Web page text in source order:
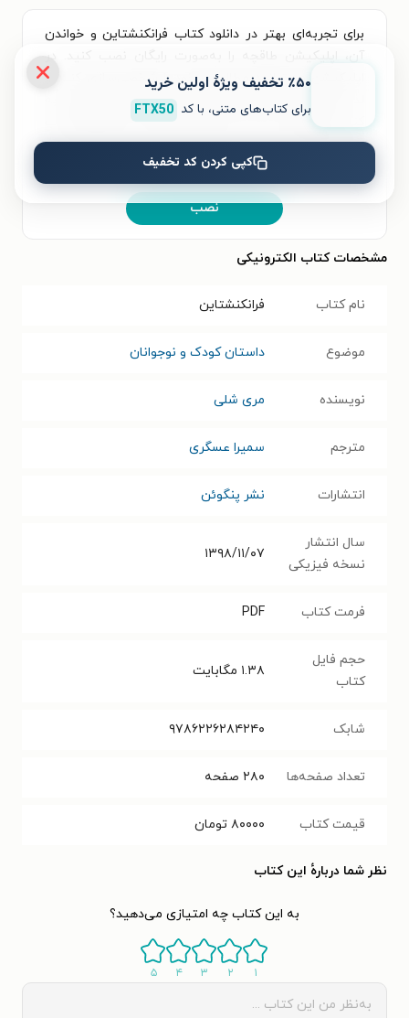
برای تجربه‌ای بهتر در دانلود کتاب فرانکنشتاین و خواندن
آن، اپلیکیشن طاقچه را به‌صورت رایگان نصب کنید. در
اپلیکیشن می‌توانید مطالعه‌ی خود را شخصی‌سازی کنید و
لذت خواندن و شنیدن کتاب‌ها را همیشه و همه‌جا تجربه
کنید. علاوه‌بر دسترسی آسان، امکان خرید هزاران کتاب
صوتی و الکترونیکی با تخفیف‌های ویژه و بهترین قیمت هم
نصب
مشخصات کتاب الکترونیکی
نام کتاب فرانکنشتاین
موضوع داستان کودک و نوجوانان
نویسنده مری شلی
مترجم سمیرا عسگری
انتشارات نشر پنگوئن
سال انتشار
نسخه فیزیکی
۱۳۹۸/۱۱/۰۷
فرمت کتاب PDF
حجم فایل
کتاب
۱.۳۸ مگابایت
شابک ۹۷۸۶۲۲۶۲۸۴۲۴۰
تعداد صفحه‌ها ۲۸۰ صفحه
قیمت کتاب ۸۰۰۰۰ تومان
نظر شما دربارهٔ این کتاب
به این کتاب چه امتیازی می‌دهید؟
۱ ۲ ۳ ۴ ۵
٪۵۰ تخفیف ویژۀ اولین خرید
برای کتاب‌های متنی، با کد FTX50
کپی کردن کد تخفیف